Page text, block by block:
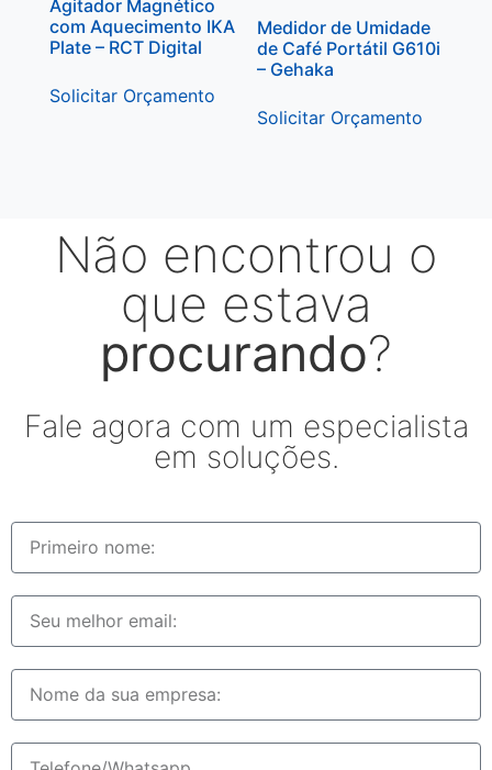
Agitador Magnético
com Aquecimento IKA
Plate – RCT Digital
Solicitar Orçamento
Medidor de Umidade
de Café Portátil G610i
– Gehaka
Solicitar Orçamento
Não encontrou o
que estava
procurando?
Fale agora com um especialista
em soluções.